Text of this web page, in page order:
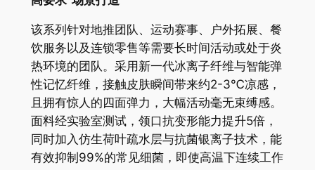
该系列针对地推团队、运动赛事、户外拓展、餐
饮服务以及连锁零售等需要长时间活动或处于炎
热环境的团队。采用新一代冰离子纤维与智能弹
性记忆纤维，接触皮肤瞬间带来约2-3℃凉感，
且拥有惊人的四面弹力，大幅活动毫无束缚感。
面料经实验室测试，领口抗变形能力提升5倍，
同时加入仿生荷叶疏水层与抗菌银离子技术，能
有效抑制99%的常见细菌，即使高温下连续工作